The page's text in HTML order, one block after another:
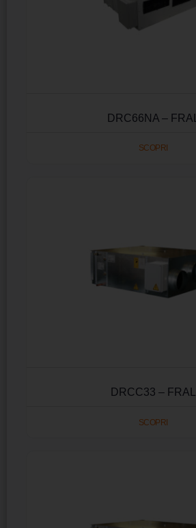
DRC66NA – FRAL
SCOPRI
DRCC33 – FRAL
SCOPRI